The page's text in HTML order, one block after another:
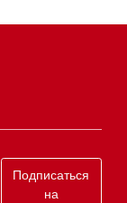
Подписаться
на